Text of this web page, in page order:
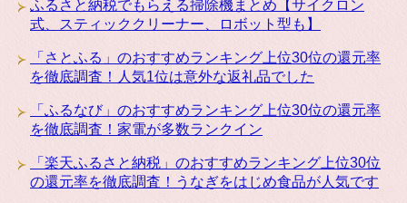
ふるさと納税でもらえる掃除機まとめ【サイクロン
式、スティッククリーナー、ロボット型も】
「さとふる」のおすすめランキング上位30位の還元率
を徹底調査！人気1位は意外な返礼品でした
「ふるなび」のおすすめランキング上位30位の還元率
を徹底調査！家電が多数ランクイン
「楽天ふるさと納税」のおすすめランキング上位30位
の還元率を徹底調査！うなぎをはじめ食品が人気です